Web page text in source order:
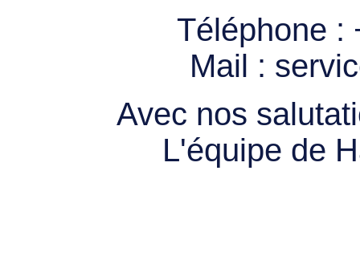
Téléphone :
Mail :
Avec nos
L'équipe de